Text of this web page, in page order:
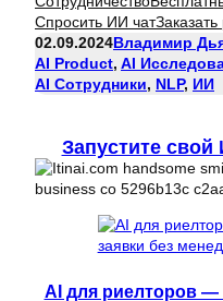
Спросить ИИ чатЗаказать
02.09.2024Владимир
AI Product, AI
AI Сотрудники, NLP, ИИ
Запустите свой
AI для риелторов —